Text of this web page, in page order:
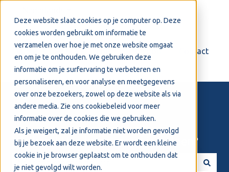
Deze website slaat cookies op je computer op. Deze
cookies worden gebruikt om informatie te
verzamelen over hoe je met onze website omgaat
en om je te onthouden. We gebruiken deze
informatie om je surfervaring te verbeteren en
personaliseren, en voor analyse en meetgegevens
over onze bezoekers, zowel op deze website als via
andere media. Zie ons cookiebeleid voor meer
informatie over de cookies die we gebruiken.
Als je weigert, zal je informatie niet worden gevolgd
bij je bezoek aan deze website. Er wordt een kleine
cookie in je browser geplaatst om te onthouden dat
je niet gevolgd wilt worden.
Support Contact
Welkom! Hoe kunnen we je helpen?